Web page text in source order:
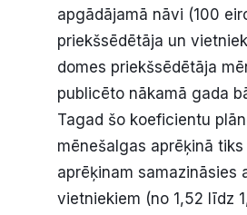
apgādājamā nāvi (100
priekšsēdētāja un
domes priekšsēdētāja
publicēto nākamā gada
Tagad šo koeficientu
mēnešalgas aprēķinā
aprēķinam samazināsies
vietniekiem (no 1,52 līdz